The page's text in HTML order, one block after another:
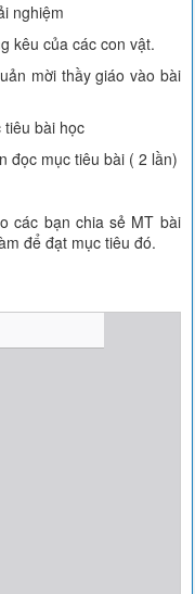
nghiệm
kêu của các con vật.
mời thầy giáo vào bài
tiêu bài học
đọc mục tiêu bài ( 2 lần)
các bạn chia sẻ MT bài
để đạt mục tiêu đó.